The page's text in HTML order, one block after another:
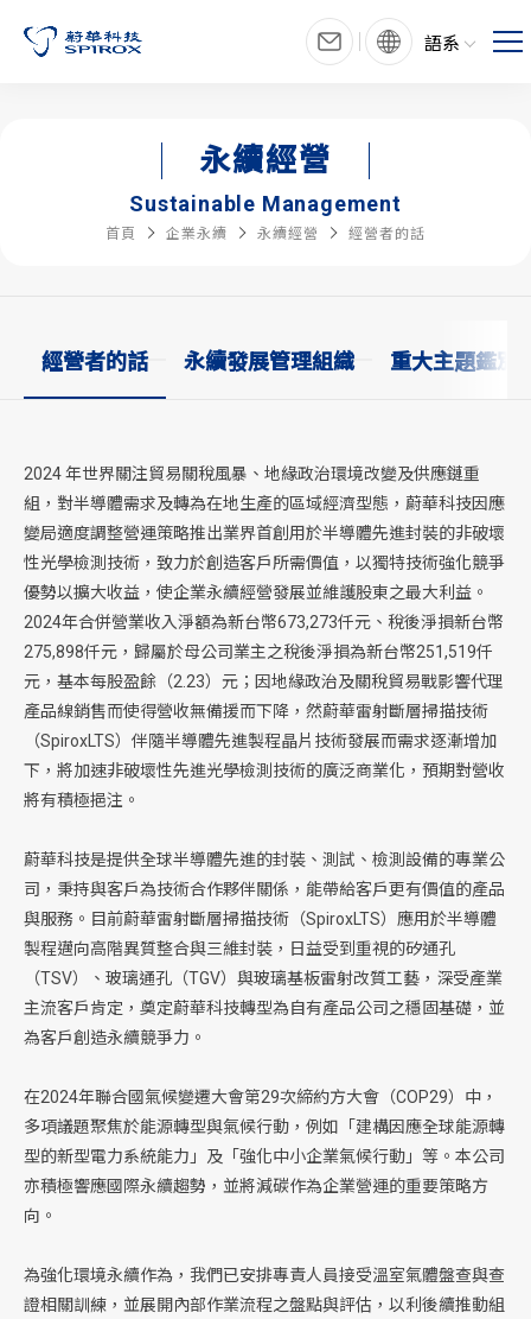
語系
永續經營
Sustainable Management
首頁 企業永續 永續經營 經營者的話
經營者的話 永續發展管理組織 重大主題鑑別
2024 年世界關注貿易關稅風暴、地緣政治環境改變及供應鏈重
組，對半導體需求及轉為在地生產的區域經濟型態，蔚華科技因應
變局適度調整營運策略推出業界首創用於半導體先進封裝的非破壞
性光學檢測技術，致力於創造客戶所需價值，以獨特技術強化競爭
優勢以擴大收益，使企業永續經營發展並維護股東之最大利益。
2024年合併營業收入淨額為新台幣673,273仟元、稅後淨損新台幣
275,898仟元，歸屬於母公司業主之稅後淨損為新台幣251,519仟
元，基本每股盈餘（2.23）元；因地緣政治及關稅貿易戰影響代理
產品線銷售而使得營收無備援而下降，然蔚華雷射斷層掃描技術
（SpiroxLTS）伴隨半導體先進製程晶片技術發展而需求逐漸增加
下，將加速非破壞性先進光學檢測技術的廣泛商業化，預期對營收
將有積極挹注。
蔚華科技是提供全球半導體先進的封裝、測試、檢測設備的專業公
司，秉持與客戶為技術合作夥伴關係，能帶給客戶更有價值的產品
與服務。目前蔚華雷射斷層掃描技術（SpiroxLTS）應用於半導體
製程邁向高階異質整合與三維封裝，日益受到重視的矽通孔
（TSV）、玻璃通孔（TGV）與玻璃基板雷射改質工藝，深受產業
主流客戶肯定，奠定蔚華科技轉型為自有產品公司之穩固基礎，並
為客戶創造永續競爭力。
在2024年聯合國氣候變遷大會第29次締約方大會（COP29）中，
多項議題聚焦於能源轉型與氣候行動，例如「建構因應全球能源轉
型的新型電力系統能力」及「強化中小企業氣候行動」等。本公司
亦積極響應國際永續趨勢，並將減碳作為企業營運的重要策略方
向。
為強化環境永續作為，我們已安排專責人員接受溫室氣體盤查與查
證相關訓練，並展開內部作業流程之盤點與評估，以利後續推動組